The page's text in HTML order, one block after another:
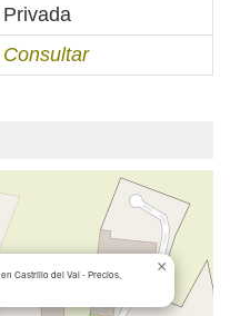
Privada
Consultar
en Castrillo del Val - Precios,
×